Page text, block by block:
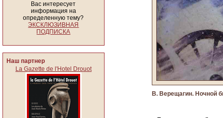
Вас интересует
информация на
определенную тему?
ЭКСКЛЮЗИВНАЯ
ПОДПИСКА
Наш партнер
La Gazette de l'Hotel Drouot
В. Верещагин. Ночной